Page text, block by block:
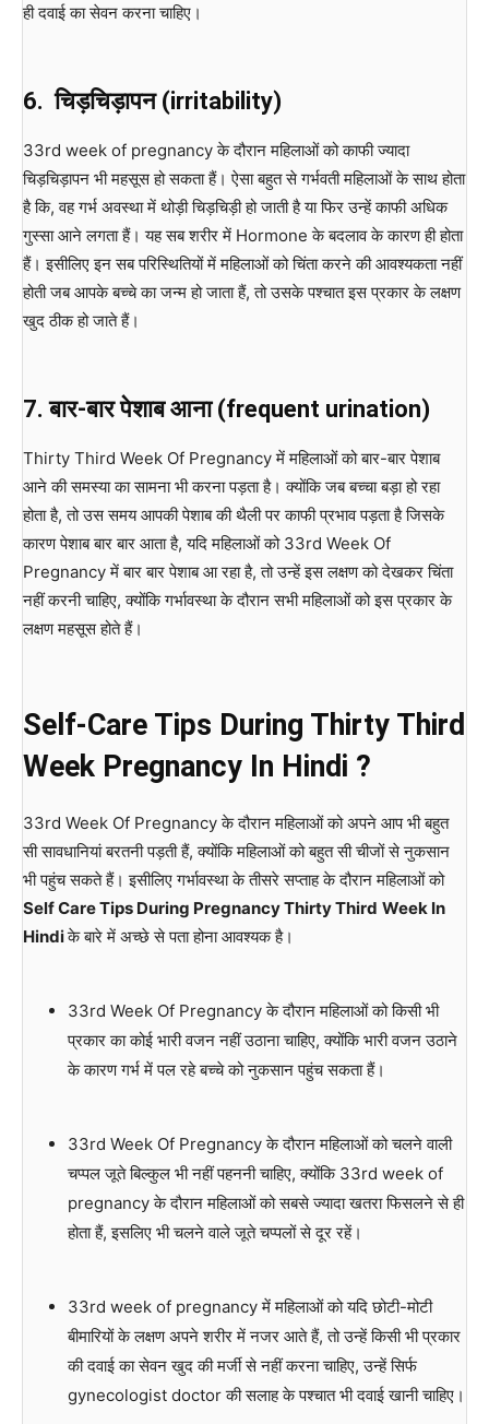
ही दवाई का सेवन करना चाहिए।
6. चिड़चिड़ापन (irritability)
33rd week of pregnancy के दौरान महिलाओं को काफी ज्यादा
चिड़चिड़ापन भी महसूस हो सकता हैं। ऐसा बहुत से गर्भवती महिलाओं के साथ होता
है कि, वह गर्भ अवस्था में थोड़ी चिड़चिड़ी हो जाती है या फिर उन्हें काफी अधिक
गुस्सा आने लगता हैं। यह सब शरीर में Hormone के बदलाव के कारण ही होता
हैं। इसीलिए इन सब परिस्थितियों में महिलाओं को चिंता करने की आवश्यकता नहीं
होती जब आपके बच्चे का जन्म हो जाता हैं, तो उसके पश्चात इस प्रकार के लक्षण
खुद ठीक हो जाते हैं।
7. बार-बार पेशाब आना (frequent urination)
Thirty Third Week Of Pregnancy में महिलाओं को बार-बार पेशाब
आने की समस्या का सामना भी करना पड़ता है। क्योंकि जब बच्चा बड़ा हो रहा
होता है, तो उस समय आपकी पेशाब की थैली पर काफी प्रभाव पड़ता है जिसके
कारण पेशाब बार बार आता है, यदि महिलाओं को 33rd Week Of
Pregnancy में बार बार पेशाब आ रहा है, तो उन्हें इस लक्षण को देखकर चिंता
नहीं करनी चाहिए, क्योंकि गर्भावस्था के दौरान सभी महिलाओं को इस प्रकार के
लक्षण महसूस होते हैं।
Self-Care Tips During Thirty Third
Week Pregnancy In Hindi ?
33rd Week Of Pregnancy के दौरान महिलाओं को अपने आप भी बहुत
सी सावधानियां बरतनी पड़ती हैं, क्योंकि महिलाओं को बहुत सी चीजों से नुकसान
भी पहुंच सकते हैं। इसीलिए गर्भावस्था के तीसरे सप्ताह के दौरान महिलाओं को
Self Care Tips During Pregnancy Thirty Third Week In
Hindiके बारे में अच्छे से पता होना आवश्यक है।
33rd Week Of Pregnancy के दौरान महिलाओं को किसी भी
प्रकार का कोई भारी वजन नहीं उठाना चाहिए, क्योंकि भारी वजन उठाने
के कारण गर्भ में पल रहे बच्चे को नुकसान पहुंच सकता हैं।
33rd Week Of Pregnancy के दौरान महिलाओं को चलने वाली
चप्पल जूते बिल्कुल भी नहीं पहननी चाहिए, क्योंकि 33rd week of
pregnancy के दौरान महिलाओं को सबसे ज्यादा खतरा फिसलने से ही
होता हैं, इसलिए भी चलने वाले जूते चप्पलों से दूर रहें।
33rd week of pregnancy में महिलाओं को यदि छोटी-मोटी
बीमारियों के लक्षण अपने शरीर में नजर आते हैं, तो उन्हें किसी भी प्रकार
की दवाई का सेवन खुद की मर्जी से नहीं करना चाहिए, उन्हें सिर्फ
gynecologist doctor की सलाह के पश्चात भी दवाई खानी चाहिए।